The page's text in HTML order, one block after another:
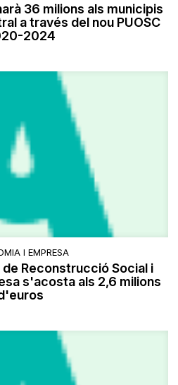
36 milions als municipis
a través del nou PUOSC
2024
I EMPRESA
de Reconstrucció Social i
s'acosta als 2,6 milions